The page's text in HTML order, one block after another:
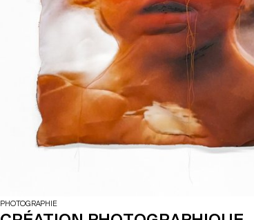
PHOTOGRAPHIE